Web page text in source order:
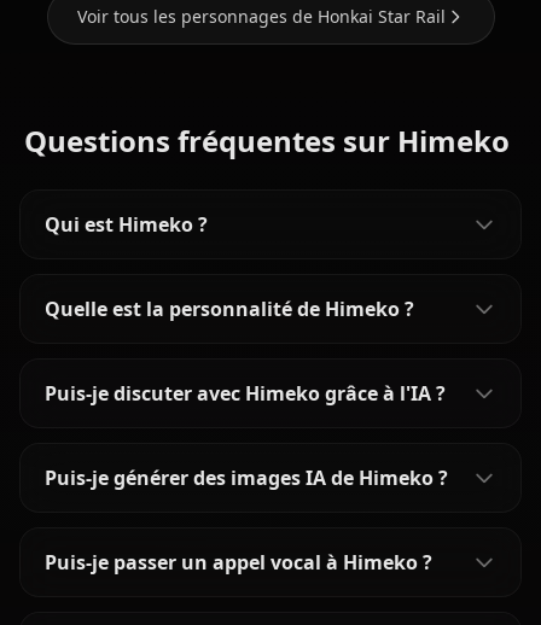
Voir tous les personnages de Honkai Star Rail
Questions fréquentes sur Himeko
Qui est Himeko ?
Quelle est la personnalité de Himeko ?
Puis-je discuter avec Himeko grâce à l'IA ?
Puis-je générer des images IA de Himeko ?
Puis-je passer un appel vocal à Himeko ?